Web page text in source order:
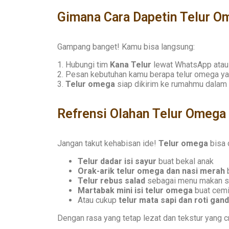
Gimana Cara Dapetin Telur
Gampang banget! Kamu bisa langsung:
1. Hubungi tim Kana Telur lewat WhatsApp
2. Pesan kebutuhan kamu berapa telur omega
3. Telur omega siap dikirim ke rumahmu
Refrensi Olahan Telur
Jangan takut kehabisan ide! Telur omega bisa
Telur dadar isi sayur buat bekal anak
Orak-arik telur omega dan nasi merah
Telur rebus salad sebagai menu makan
Martabak mini isi telur omega buat
Atau cukup telur mata sapi dan roti
Dengan rasa yang tetap lezat dan tekstur yang